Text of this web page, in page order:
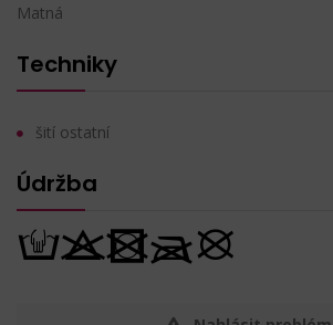
Matná
Techniky
šití ostatní
Údržba